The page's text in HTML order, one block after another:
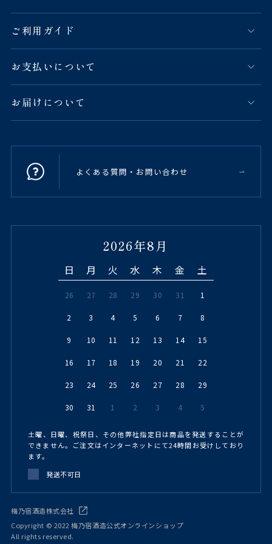
ご利用ガイド
お支払いについて
お届けについて
よくある質問・お問い合わせ
2026年8月
日 月 火 水 木 金 土
26 27 28 29 30 31 1
2 3 4 5 6 7 8
9 10 11 12 13 14 15
16 17 18 19 20 21 22
23 24 25 26 27 28 29
30 31 1 2 3 4 5
土曜、日曜、祝祭日、その他弊社指定日は商品を発送することが
できません。ご注文はインターネットにて24時間お受けしており
ます。
発送不可日
梅乃宿酒造株式会社
Copyright © 2022 梅乃宿酒造公式オンラインショップ
All rights reserved.